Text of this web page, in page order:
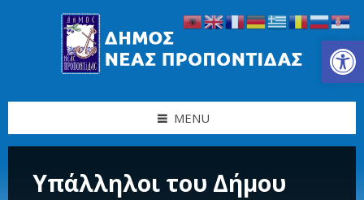
Ανοίξτε τη γραμμή εργαλείων
MENU
Υπάλληλοι του Δήμου